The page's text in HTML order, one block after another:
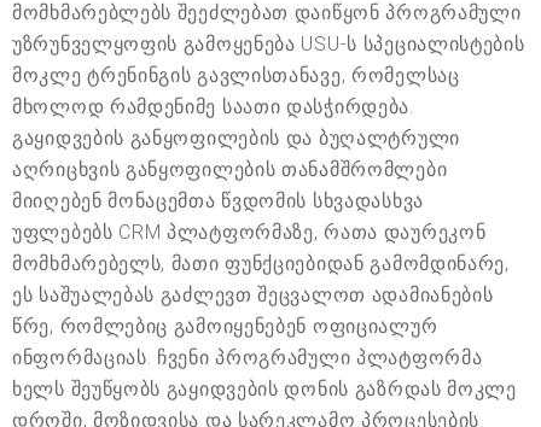
მომხმარებლებს შეეძლებათ დაიწყონ პროგრამული
უზრუნველყოფის გამოყენება USU-ს სპეციალისტების
მოკლე ტრენინგის გავლისთანავე, რომელსაც
მხოლოდ რამდენიმე საათი დასჭირდება.
გაყიდვების განყოფილების და ბუღალტრული
აღრიცხვის განყოფილების თანამშრომლები
მიიღებენ მონაცემთა წვდომის სხვადასხვა
უფლებებს CRM პლატფორმაზე, რათა დაურეკონ
მომხმარებელს, მათი ფუნქციებიდან გამომდინარე,
ეს საშუალებას გაძლევთ შეცვალოთ ადამიანების
წრე, რომლებიც გამოიყენებენ ოფიციალურ
ინფორმაციას. ჩვენი პროგრამული პლატფორმა
ხელს შეუწყობს გაყიდვების დონის გაზრდას მოკლე
დროში, მოზიდვისა და სარეკლამო პროცესების